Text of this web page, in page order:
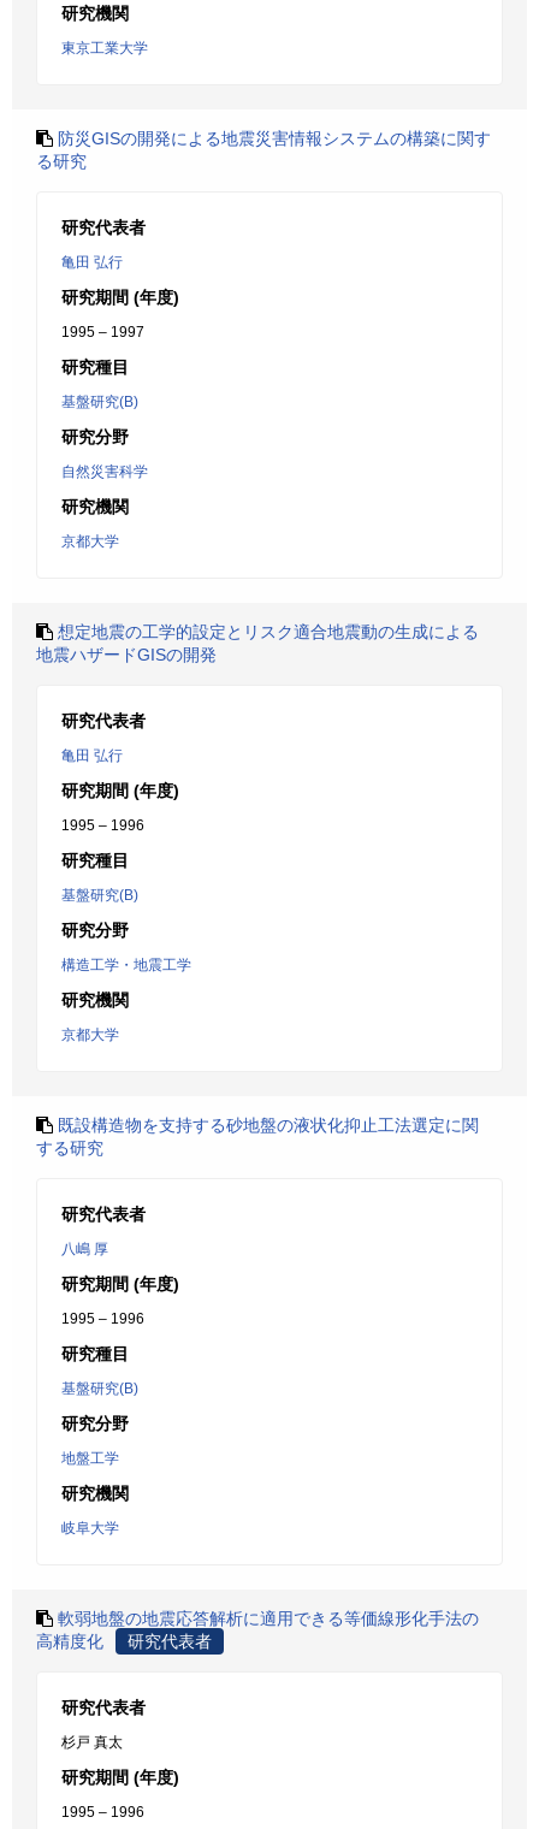
研究機関
東京工業大学
防災GISの開発による地震災害情報システムの構築に関す
る研究
研究代表者
亀田 弘行
研究期間 (年度)
1995 – 1997
研究種目
基盤研究(B)
研究分野
自然災害科学
研究機関
京都大学
想定地震の工学的設定とリスク適合地震動の生成による
地震ハザードGISの開発
研究代表者
亀田 弘行
研究期間 (年度)
1995 – 1996
研究種目
基盤研究(B)
研究分野
構造工学・地震工学
研究機関
京都大学
既設構造物を支持する砂地盤の液状化抑止工法選定に関
する研究
研究代表者
八嶋 厚
研究期間 (年度)
1995 – 1996
研究種目
基盤研究(B)
研究分野
地盤工学
研究機関
岐阜大学
軟弱地盤の地震応答解析に適用できる等価線形化手法の
高精度化
研究代表者
研究代表者
杉戸 真太
研究期間 (年度)
1995 – 1996